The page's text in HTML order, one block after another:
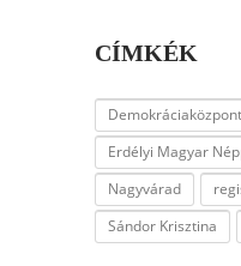
CÍMKÉK
Demokráciaközpont
Erdélyi Magyar
Nagyvárad
Sándor Krisztina